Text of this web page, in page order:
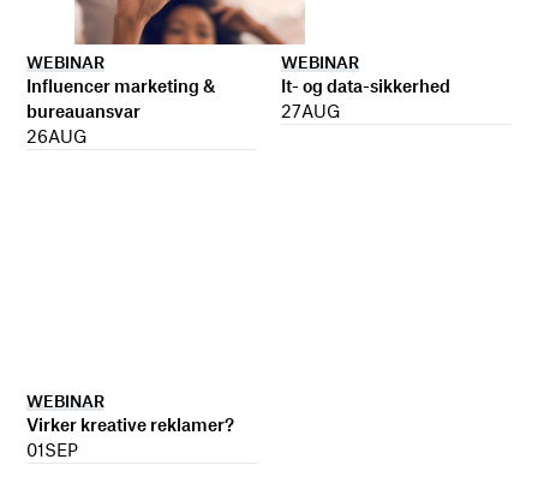
WEBINAR
Influencer marketing &
bureauansvar
26AUG
WEBINAR
It- og data-sikkerhed
27AUG
WEBINAR
Virker kreative reklamer?
01SEP